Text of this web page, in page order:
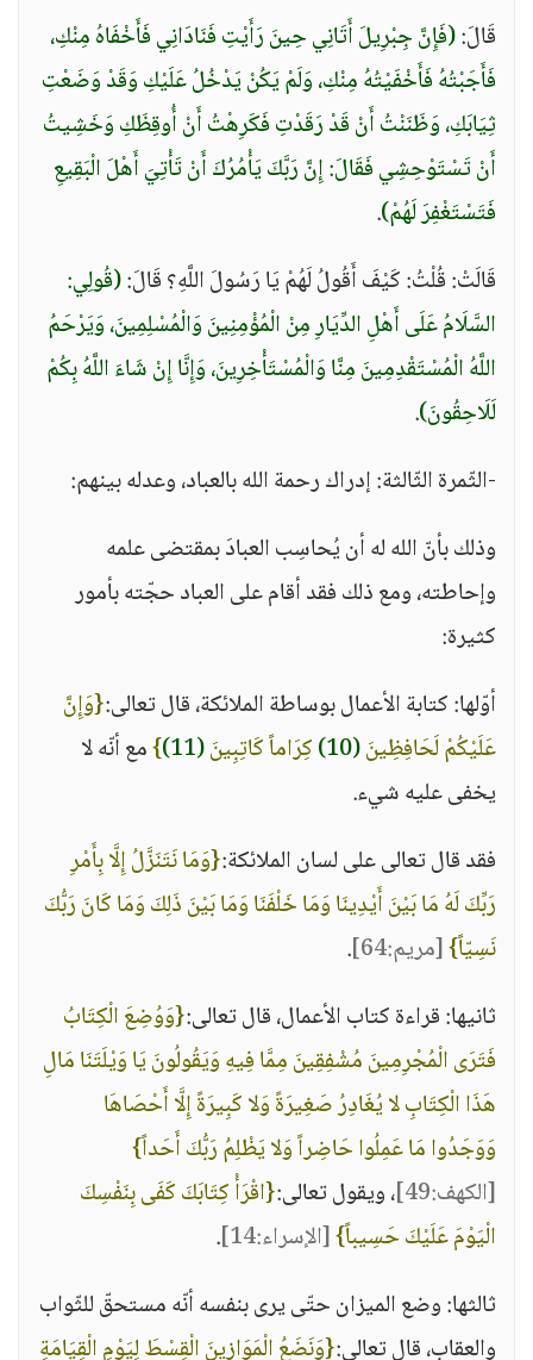
قَالَ:(فَإِنَّ جِبْرِيلَ أَتَانِي حِينَ رَأَيْتِ فَنَادَانِي فَأَخْفَاهُ مِنْكِ،
فَأَجَبْتُهُ فَأَخْفَيْتُهُ مِنْكِ، وَلَمْ يَكُنْ يَدْخُلُ عَلَيْكِ وَقَدْ وَضَعْتِ
ثِيَابَكِ، وَظَنَنْتُ أَنْ قَدْ رَقَدْتِ فَكَرِهْتُ أَنْ أُوقِظَكِ وَخَشِيتُ
أَنْ تَسْتَوْحِشِي فَقَالَ: إِنَّ رَبَّكَ يَأْمُرُكَ أَنْ تَأْتِيَ أَهْلَ الْبَقِيعِ
فَتَسْتَغْفِرَ لَهُمْ).
قَالَتْ: قُلْتُ: كَيْفَ أَقُولُ لَهُمْ يَا رَسُولَ اللَّهِ؟ قَالَ:(قُولِي:
السَّلَامُ عَلَى أَهْلِ الدِّيَارِ مِنْ الْمُؤْمِنِينَ وَالْمُسْلِمِينَ، وَيَرْحَمُ
اللَّهُ الْمُسْتَقْدِمِينَ مِنَّا وَالْمُسْتَأْخِرِينَ، وَإِنَّا إِنْ شَاءَ اللَّهُ بِكُمْ
لَلَاحِقُونَ).
-الثّمرة الثّالثة: إدراك رحمة الله بالعباد، وعدله بينهم:
وذلك بأنّ الله له أن يُحاسِب العبادَ بمقتضى علمه
وإحاطته، ومع ذلك فقد أقام على العباد حجّته بأمور
كثيرة:
أوّلها: كتابة الأعمال بوساطة الملائكة، قال تعالى:{وَإِنَّ
عَلَيْكُمْ لَحَافِظِينَ(10) كِرَاماً كَاتِبِينَ(11)
}مع أنّه لا
يخفى عليه شيء.
فقد قال تعالى على لسان الملائكة:{وَمَا نَتَنَزَّلُ إِلَّا بِأَمْرِ
رَبِّكَ لَهُ مَا بَيْنَ أَيْدِينَا وَمَا خَلْفَنَا وَمَا بَيْنَ ذَلِكَ وَمَا كَانَ رَبُّكَ
نَسِيّاً}[مريم:64]
.
ثانيها: قراءة كتاب الأعمال، قال تعالى:{وَوُضِعَ الْكِتَابُ
فَتَرَى الْمُجْرِمِينَ مُشْفِقِينَ مِمَّا فِيهِ وَيَقُولُونَ يَا وَيْلَتَنَا مَالِ
هَذَا الْكِتَابِ لا يُغَادِرُ صَغِيرَةً وَلا كَبِيرَةً إِلَّا أَحْصَاهَا
وَوَجَدُوا مَا عَمِلُوا حَاضِراً وَلا يَظْلِمُ رَبُّكَ أَحَداً}
[الكهف:49]
، ويقول تعالى:{اقْرَأْ كِتَابَكَ كَفَى بِنَفْسِكَ
الْيَوْمَ عَلَيْكَ حَسِيباً}[الإسراء:14]
.
ثالثها: وضع الميزان حتّى يرى بنفسه أنّه مستحقّ للثّواب
والعقاب، قال تعالى:{وَنَضَعُ الْمَوَازِينَ الْقِسْطَ لِيَوْمِ الْقِيَامَةِ